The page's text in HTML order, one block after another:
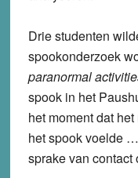
Drie studenten
spookonderzoek
paranormal
spook in het
het moment dat
het spook voelde
sprake van contact